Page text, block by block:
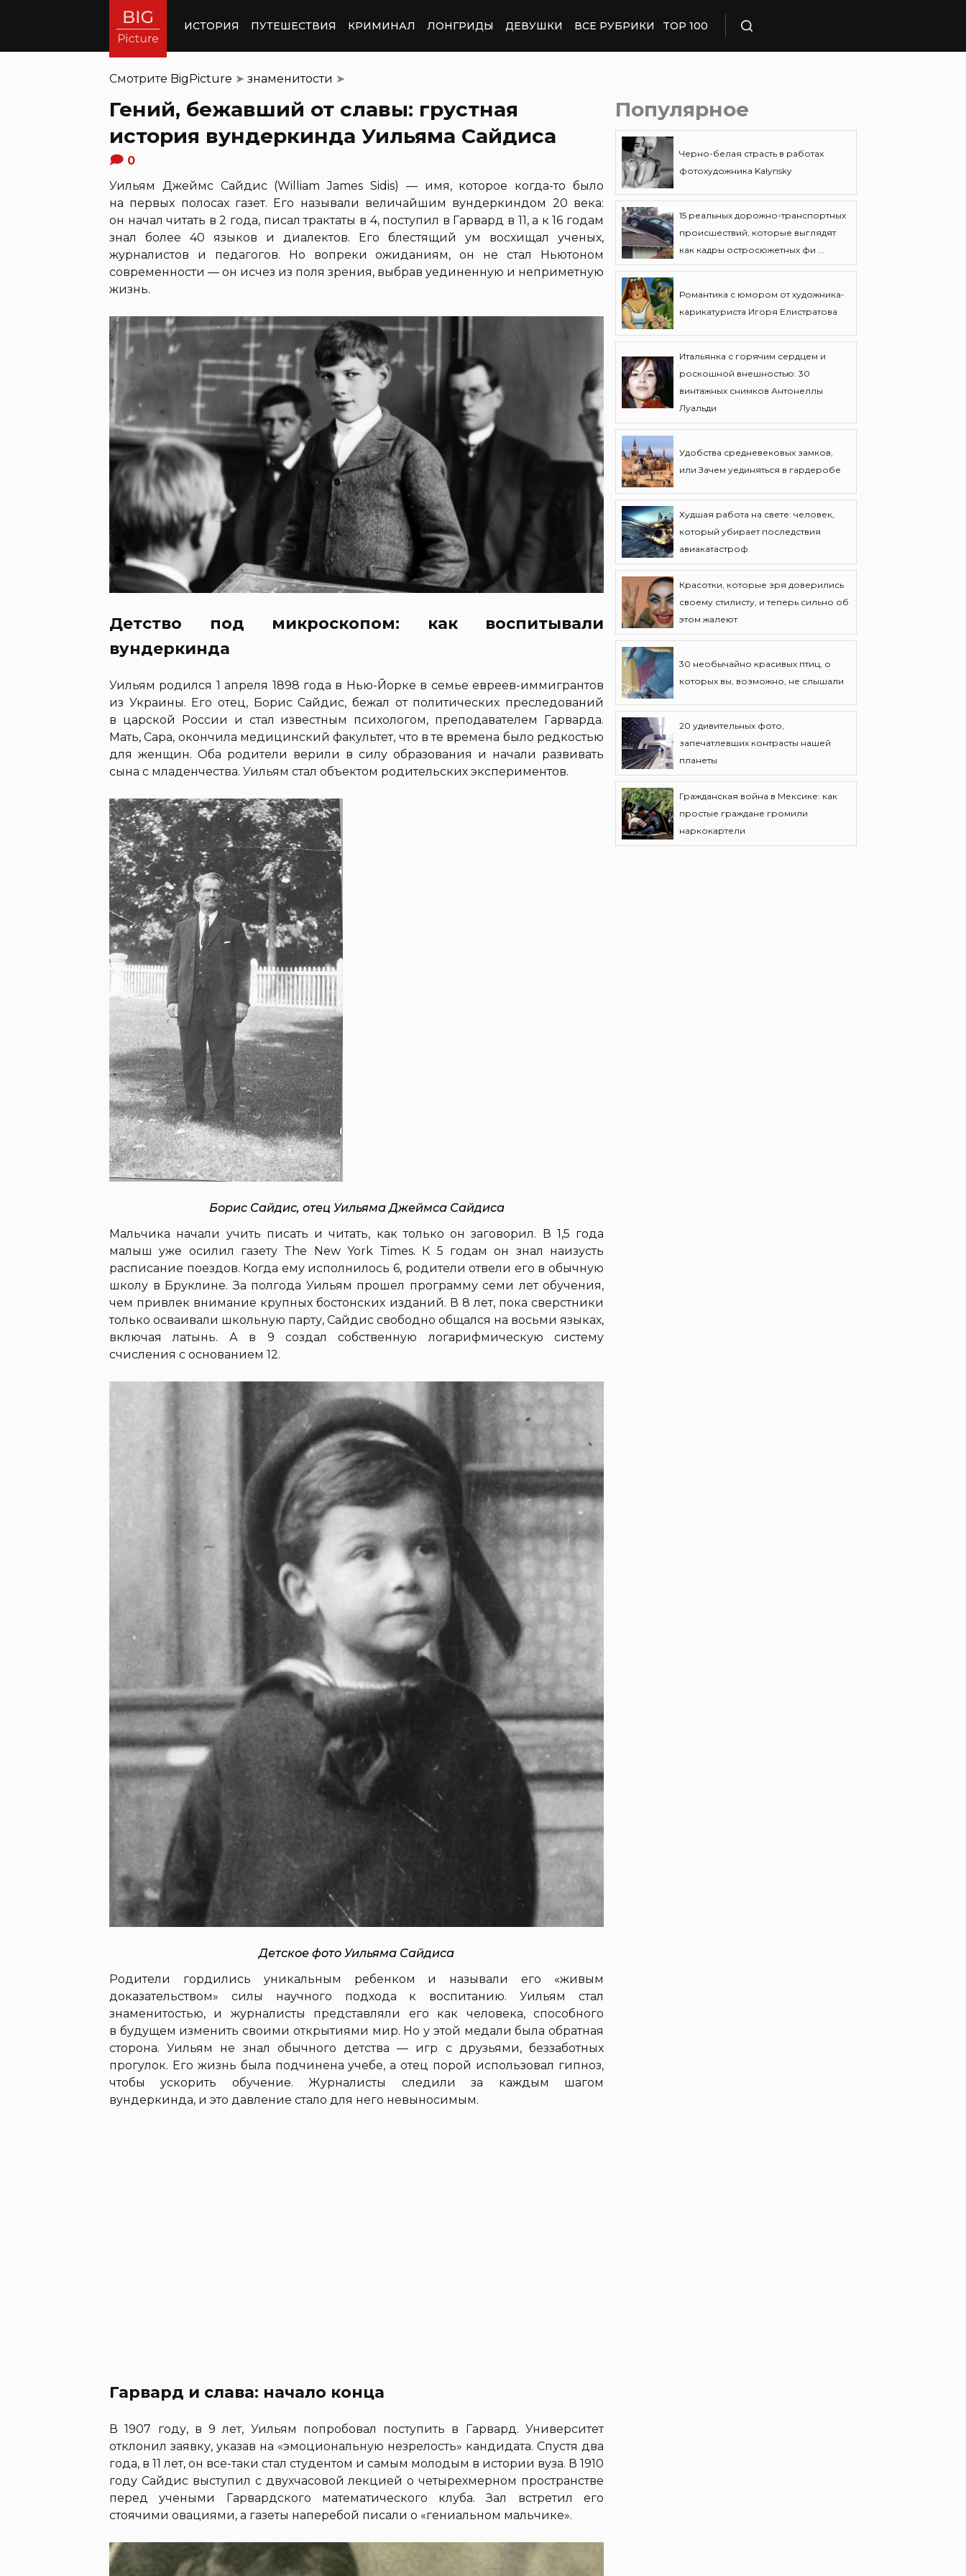
ИСТОРИЯ ПУТЕШЕСТВИЯ КРИМИНАЛ ЛОНГРИДЫ ДЕВУШКИ ВСЕ РУБРИКИ TOP 100
Смотрите BigPicture ➤ знаменитости ➤
Гений, бежавший от славы: грустная
история вундеркинда Уильяма Сайдиса
0
Уильям Джеймс Сайдис (William James Sidis) — имя, которое когда-то было
на первых полосах газет. Его называли величайшим вундеркиндом 20 века:
он начал читать в 2 года, писал трактаты в 4, поступил в Гарвард в 11, а к 16 годам
знал более 40 языков и диалектов. Его блестящий ум восхищал ученых,
журналистов и педагогов. Но вопреки ожиданиям, он не стал Ньютоном
современности — он исчез из поля зрения, выбрав уединенную и неприметную
жизнь.
Детство под микроскопом: как воспитывали
вундеркинда
Уильям родился 1 апреля 1898 года в Нью-Йорке в семье евреев-иммигрантов
из Украины. Его отец, Борис Сайдис, бежал от политических преследований
в царской России и стал известным психологом, преподавателем Гарварда.
Мать, Сара, окончила медицинский факультет, что в те времена было редкостью
для женщин. Оба родители верили в силу образования и начали развивать
сына с младенчества. Уильям стал объектом родительских экспериментов.
Борис Сайдис, отец Уильяма Джеймса Сайдиса
Мальчика начали учить писать и читать, как только он заговорил. В 1,5 года
малыш уже осилил газету The New York Times. К 5 годам он знал наизусть
расписание поездов. Когда ему исполнилось 6, родители отвели его в обычную
школу в Бруклине. За полгода Уильям прошел программу семи лет обучения,
чем привлек внимание крупных бостонских изданий. В 8 лет, пока сверстники
только осваивали школьную парту, Сайдис свободно общался на восьми языках,
включая латынь. А в 9 создал собственную логарифмическую систему
счисления с основанием 12.
Детское фото Уильяма Сайдиса
Родители гордились уникальным ребенком и называли его «живым
доказательством» силы научного подхода к воспитанию. Уильям стал
знаменитостью, и журналисты представляли его как человека, способного
в будущем изменить своими открытиями мир. Но у этой медали была обратная
сторона. Уильям не знал обычного детства — игр с друзьями, беззаботных
прогулок. Его жизнь была подчинена учебе, а отец порой использовал гипноз,
чтобы ускорить обучение. Журналисты следили за каждым шагом
вундеркинда, и это давление стало для него невыносимым.
Гарвард и слава: начало конца
В 1907 году, в 9 лет, Уильям попробовал поступить в Гарвард. Университет
отклонил заявку, указав на «эмоциональную незрелость» кандидата. Спустя два
года, в 11 лет, он все-таки стал студентом и самым молодым в истории вуза. В 1910
году Сайдис выступил с двухчасовой лекцией о четырехмерном пространстве
перед учеными Гарвардского математического клуба. Зал встретил его
стоячими овациями, а газеты наперебой писали о «гениальном мальчике».
Популярное
Черно-белая страсть в работах
фотохудожника Kalynsky
15 реальных дорожно-транспортных
происшествий, которые выглядят
как кадры остросюжетных фи ...
Романтика с юмором от художника-
карикатуриста Игоря Елистратова
Итальянка с горячим сердцем и
роскошной внешностью: 30
винтажных снимков Антонеллы
Луальди
Удобства средневековых замков,
или Зачем уединяться в гардеробе
Худшая работа на свете: человек,
который убирает последствия
авиакатастроф
Красотки, которые зря доверились
своему стилисту, и теперь сильно об
этом жалеют
30 необычайно красивых птиц, о
которых вы, возможно, не слышали
20 удивительных фото,
запечатлевших контрасты нашей
планеты
Гражданская война в Мексике: как
простые граждане громили
наркокартели